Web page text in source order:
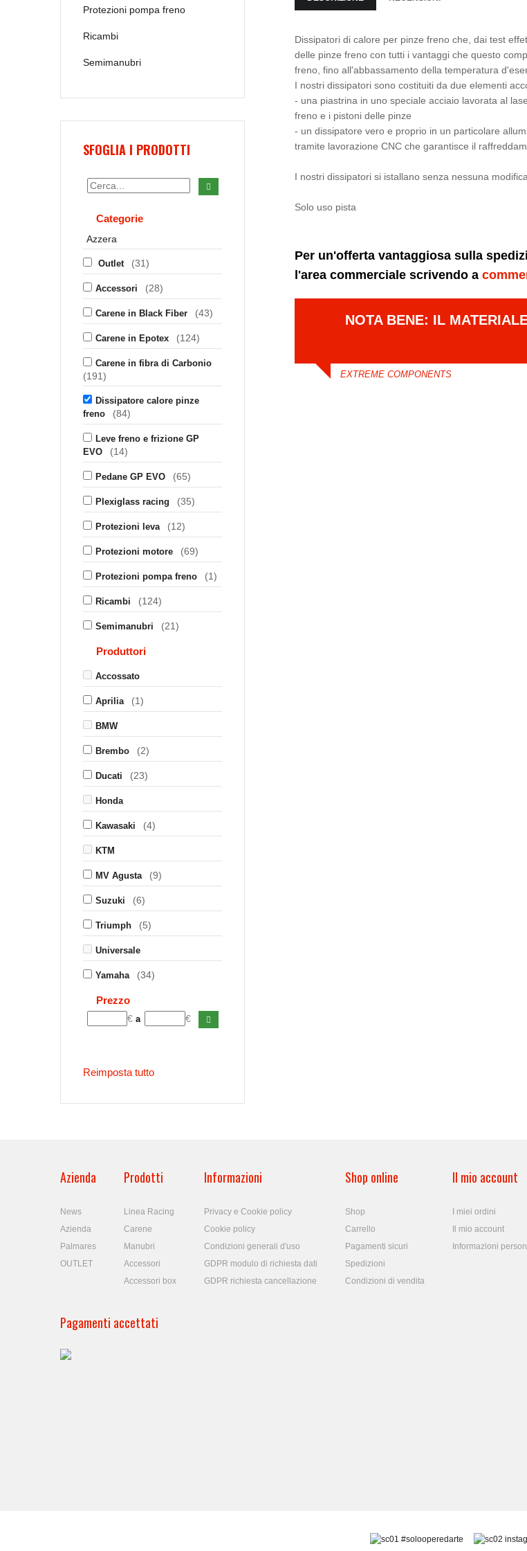
Dissipatori di calore per pinze freno che, dai test
delle pinze freno con tutti i vantaggi che questo
freno, fino all'abbassamento della temperatura
I nostri dissipatori sono costituiti da due elementi
- una piastrina in uno speciale acciaio lavorata al
freno e i pistoni delle pinze
- un dissipatore vero e proprio in un particolare
tramite lavorazione CNC che garantisce il
I nostri dissipatori si istallano senza nessuna modifica.
Solo uso pista
Per un'offerta vantaggiosa sulla
l'area commerciale scrivendo a
NOTA BENE: IL
EXTREME COMPONENTS
Protezioni pompa freno
Ricambi
Semimanubri
SFOGLIA I PRODOTTI
Categorie
Azzera
Outlet (31)
Accessori (28)
Carene in Black Fiber (43)
Carene in Epotex (124)
Carene in fibra di Carbonio
(191)
Dissipatore calore pinze
freno
(84)
Leve freno e frizione GP
EVO
(14)
Pedane GP EVO (65)
Plexiglass racing (35)
Protezioni leva (12)
Protezioni motore (69)
Protezioni pompa freno (1)
Ricambi (124)
Semimanubri (21)
Produttori
Accossato
Aprilia (1)
BMW
Brembo (2)
Ducati (23)
Honda
Kawasaki (4)
KTM
MV Agusta (9)
Suzuki (6)
Triumph (5)
Universale
Yamaha (34)
Prezzo
€a €
Reimposta tutto
Azienda
News
Azienda
Palmares
OUTLET
Prodotti
Linea Racing
Carene
Manubri
Accessori
Accessori box
Informazioni
Privacy e Cookie policy
Cookie policy
Condizioni generali d'uso
GDPR modulo di richiesta dati
GDPR richiesta cancellazione
Shop online
Shop
Carrello
Pagamenti sicuri
Spedizioni
Condizioni di vendita
Il mio account
I miei ordini
Il mio account
Informazioni
Pagamenti accettati
#solooperedarte